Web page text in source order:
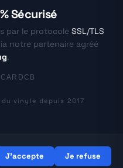
Sécurisé
par le protocole SSL/TLS
notre partenaire agréé
.
CB
vinyle depuis 2017
J'accepte Je refuse